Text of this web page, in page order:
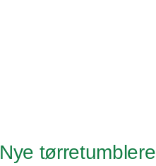
Nye tørretumblere